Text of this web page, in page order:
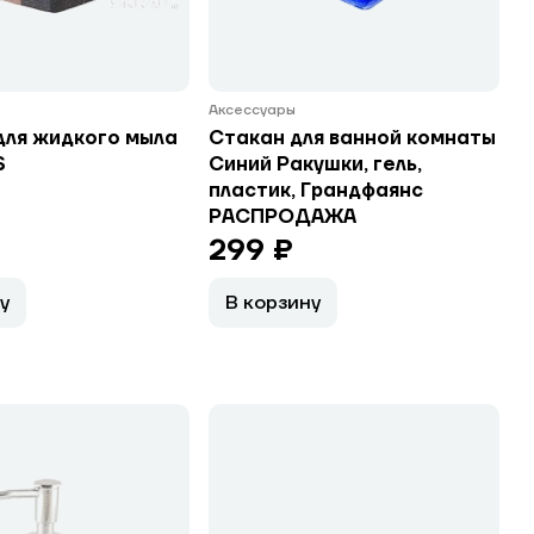
жидкого мыла
Аксессуары
Стакан для ванной комнаты
Синий Ракушки, гель,
пластик, Грандфаянс
РАСПРОДАЖА
299 ₽
В корзину